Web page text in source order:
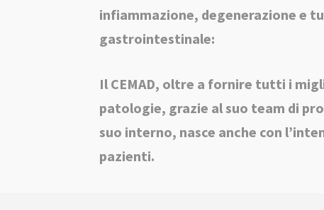
infiammazione, degenerazione e
gastrointestinale:
Il CEMAD, oltre a fornire tutti i
patologie, grazie al suo team di
suo interno, nasce anche con
pazienti.